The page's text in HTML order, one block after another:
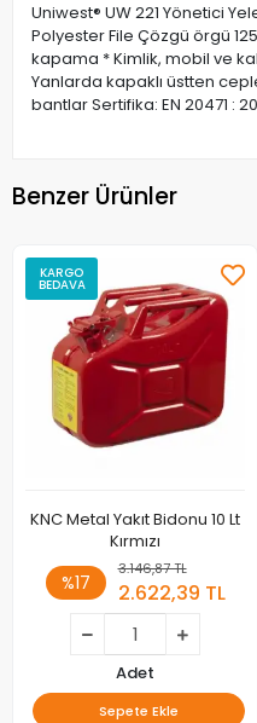
Uniwest® UW 221 Yönetici
Polyester File Çözgü örgü
kapama * Kimlik, mobil ve
Yanlarda kapaklı üstten
bantlar Sertifika: EN 20471 :
Benzer Ürünler
KARGO
BEDAVA
KNC Metal Yakıt Bidonu 10 Lt
Kırmızı
%17
3.146,87 TL
2.622,39 TL
Adet
Sepete Ekle